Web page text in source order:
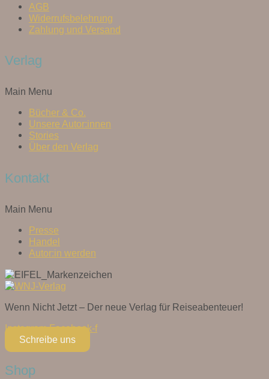
AGB
Widerrufsbelehrung
Zahlung und Versand
Verlag
Main Menu
Bücher & Co.
Unsere Autor:innen
Stories
Über den Verlag
Kontakt
Main Menu
Presse
Handel
Autor:in werden
Wenn Nicht Jetzt – Der neue Verlag für Reiseabenteuer!
Instagram Facebook-f
Schreibe uns
Shop